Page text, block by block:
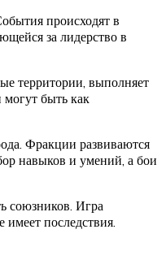
происходят в
за лидерство в
территории, выполняет
быть как
Фракции развиваются
навыков и умений, а бои
союзников. Игра
последствия.